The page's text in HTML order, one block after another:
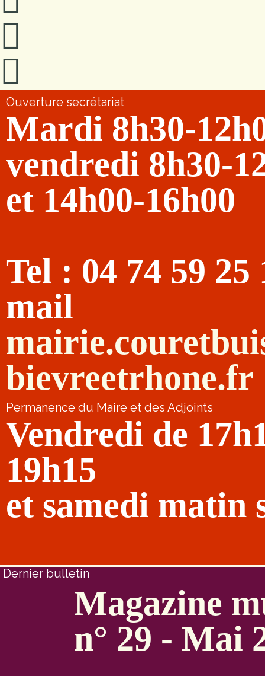
Ouverture secrétariat
Mardi 8h30-
vendredi 8h30-
et 14h00-16h00
Tel : 04 74 59 25
mail
bievreetrhone.fr
Permanence du Maire et des Adjoints
Vendredi de
19h15
et samedi matin
Dernier bulletin
Magazine
n° 29 - Mai